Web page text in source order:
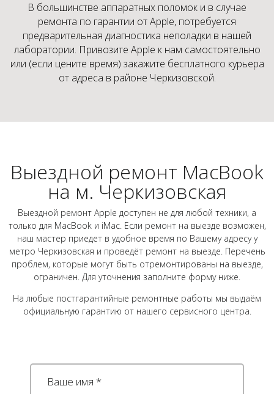
В большинстве аппаратных поломок и в случае
ремонта по гарантии от Apple, потребуется
предварительная диагностика неполадки в нашей
лаборатории. Привозите Apple к нам самостоятельно
или (если цените время) закажите бесплатного курьера
от адреса в районе Черкизовской.
Выездной ремонт MacBook
на м. Черкизовская
Выездной ремонт Apple доступен не для любой техники, а
только для MacBook и iMac. Если ремонт на выезде возможен,
наш мастер приедет в удобное время по Вашему адресу у
метро Черкизовская и проведёт ремонт на выезде. Перечень
проблем, которые могут быть отремонтированы на выезде,
ограничен. Для уточнения заполните форму ниже.
На любые постгарантийные ремонтные работы мы выдаём
официальную гарантию от нашего сервисного центра.